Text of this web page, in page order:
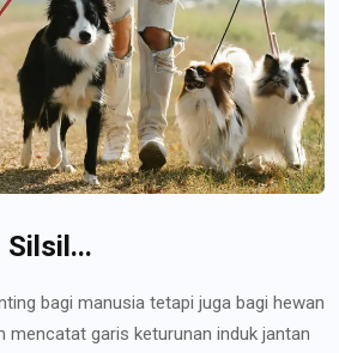
Silsil...
bagi manusia tetapi juga bagi hewan
mencatat garis keturunan induk jantan